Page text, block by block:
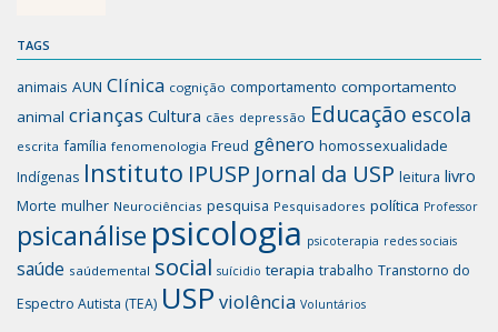
TAGS
animais AUN Clínica cognição comportamento comportamento
animal crianças Cultura cães depressão Educação escola
escrita família fenomenologia Freud gênero homossexualidade
Indígenas Instituto IPUSP Jornal da USP leitura livro
Morte mulher Neurociências pesquisa Pesquisadores política Professor
psicanálise psicologia psicoterapia redes sociais
saúde saúdemental social suícidio terapia trabalho Transtorno do
Espectro Autista (TEA) USP violência Voluntários